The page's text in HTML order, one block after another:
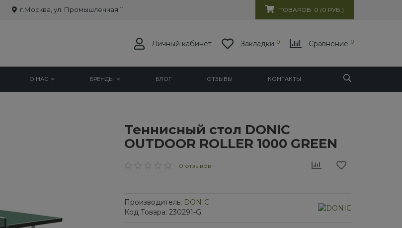
г.Москва, ул. Промышленная 11 ТОВАРОВ: 0 (0 РУБ.)
Личный кабинет Закладки 0 Сравнение 0
О НАС БРЕНДЫ БЛОГ ОТЗЫВЫ КОНТАКТЫ
Теннисный стол DONIC
OUTDOOR ROLLER 1000 GREEN
0 отзывов
Производитель: DONIC
Код Товара: 230291-G